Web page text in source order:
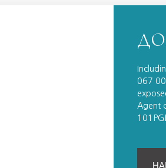
067
Agent